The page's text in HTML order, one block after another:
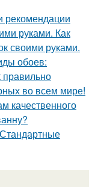
рекомендации
руками. Как
своими руками.
обоев:
правильно
во всем мире!
качественного